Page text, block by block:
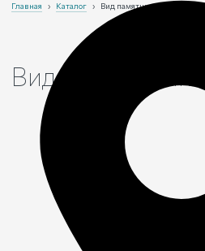
Главная › Каталог › Вид памятника
Виды памятников